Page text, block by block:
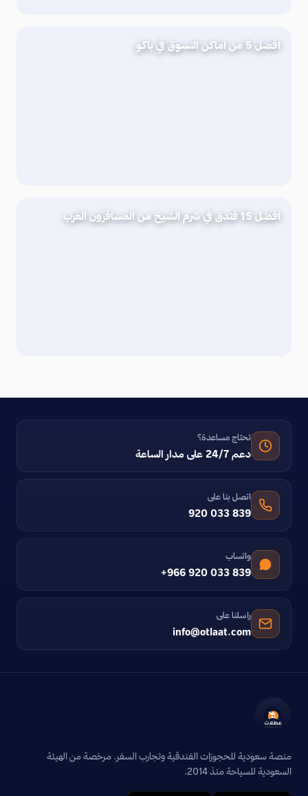
افضل 5 من اماكن التسوق في باكو
افضل 15 فندق في شرم الشيخ من المسافرون العرب
تحتاج مساعدة؟
دعم 24/7 على مدار الساعة
اتصل بنا على
920 033 839
واتساب
+966 920 033 839
راسلنا على
info@otlaat.com
منصة سعودية للحجوزات الفندقية وتجارب السفر. مرخصة من الهيئة
السعودية للسياحة منذ 2014.